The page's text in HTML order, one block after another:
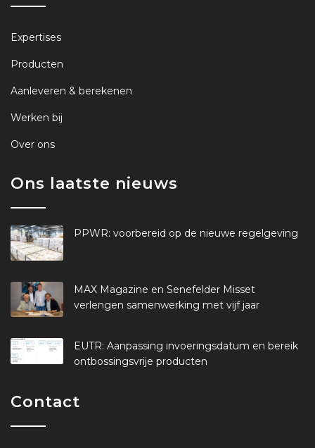
Expertises
Producten
Aanleveren & berekenen
Werken bij
Over ons
Ons laatste nieuws
PPWR: voorbereid op de nieuwe regelgeving
MAX Magazine en Senefelder Misset
verlengen samenwerking met vijf jaar
EUTR: Aanpassing invoeringsdatum en bereik
ontbossingsvrije producten
Contact